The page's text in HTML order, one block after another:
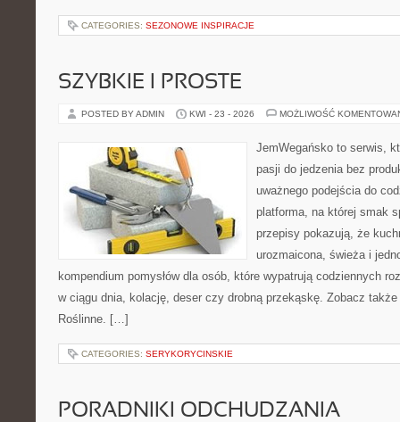
CATEGORIES: SEZONOWE INSPIRACJE
SZYBKIE I PROSTE
POSTED BY ADMIN KWI - 23 - 2026 MOŻLIWOŚĆ
JemWegańsko to serwis,
pasji do jedzenia bez
uważnego podejścia do
platforma, na której smak
przepisy pokazują, że
urozmaicona, świeża i
kompendium pomysłów dla osób, które wypatrują codziennych
w ciągu dnia, kolację, deser czy drobną przekąskę. Zobacz
Roślinne. […]
CATEGORIES: SERYKORYCINSKIE
PORADNIKI ODCHUDZANIA